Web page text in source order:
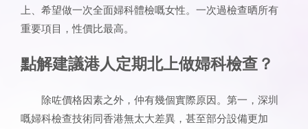
上、希望做一次全面婦科體檢嘅女性。一次過檢查晒所有
重要項目，性價比最高。
點解建議港人定期北上做婦科檢查？
除咗價格因素之外，仲有幾個實際原因。第一，深圳
嘅婦科檢查技術同香港無太大差異，甚至部分設備更加